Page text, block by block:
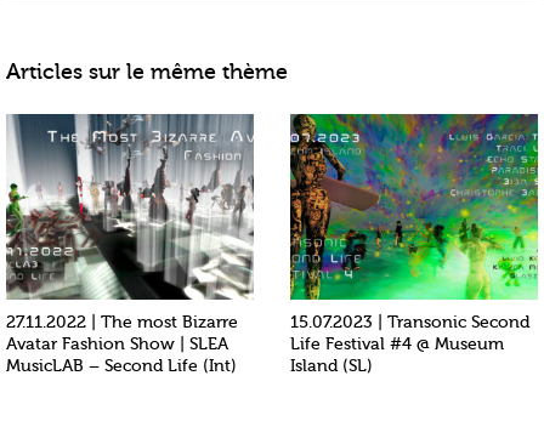
Articles sur le même thème
27.11.2022 | The most Bizarre
Avatar Fashion Show | SLEA
MusicLAB – Second Life (Int)
15.07.2023 | Transonic Second
Life Festival #4 @ Museum
Island (SL)